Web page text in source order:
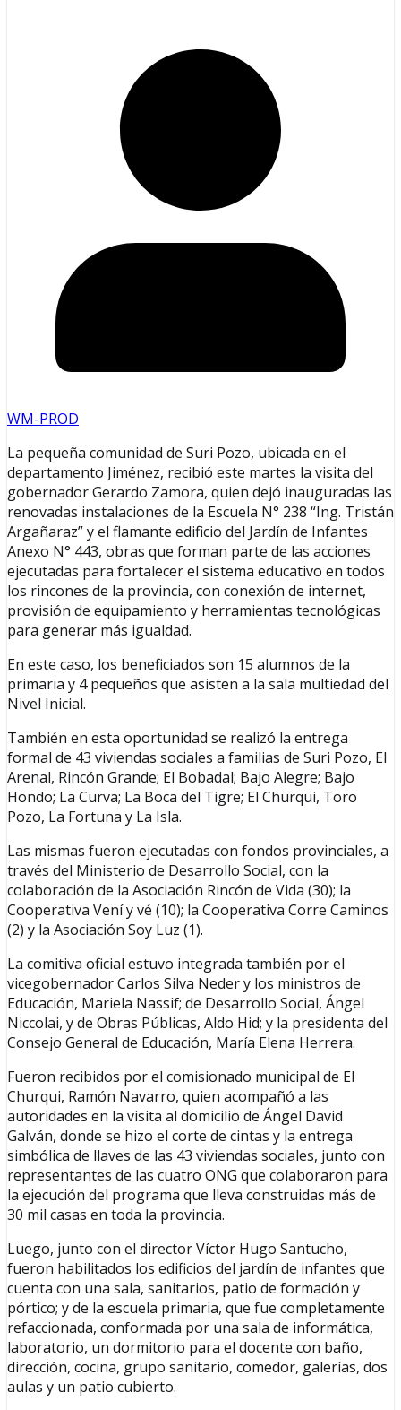
WM-PROD
La pequeña comunidad de Suri Pozo, ubicada en el
departamento Jiménez, recibió este martes la visita del
gobernador Gerardo Zamora, quien dejó inauguradas las
renovadas instalaciones de la Escuela N° 238 “Ing. Tristán
Argañaraz” y el flamante edificio del Jardín de Infantes
Anexo N° 443, obras que forman parte de las acciones
ejecutadas para fortalecer el sistema educativo en todos
los rincones de la provincia, con conexión de internet,
provisión de equipamiento y herramientas tecnológicas
para generar más igualdad.
En este caso, los beneficiados son 15 alumnos de la
primaria y 4 pequeños que asisten a la sala multiedad del
Nivel Inicial.
También en esta oportunidad se realizó la entrega
formal de 43 viviendas sociales a familias de Suri Pozo, El
Arenal, Rincón Grande; El Bobadal; Bajo Alegre; Bajo
Hondo; La Curva; La Boca del Tigre; El Churqui, Toro
Pozo, La Fortuna y La Isla.
Las mismas fueron ejecutadas con fondos provinciales, a
través del Ministerio de Desarrollo Social, con la
colaboración de la Asociación Rincón de Vida (30); la
Cooperativa Vení y vé (10); la Cooperativa Corre Caminos
(2) y la Asociación Soy Luz (1).
La comitiva oficial estuvo integrada también por el
vicegobernador Carlos Silva Neder y los ministros de
Educación, Mariela Nassif; de Desarrollo Social, Ángel
Niccolai, y de Obras Públicas, Aldo Hid; y la presidenta del
Consejo General de Educación, María Elena Herrera.
Fueron recibidos por el comisionado municipal de El
Churqui, Ramón Navarro, quien acompañó a las
autoridades en la visita al domicilio de Ángel David
Galván, donde se hizo el corte de cintas y la entrega
simbólica de llaves de las 43 viviendas sociales, junto con
representantes de las cuatro ONG que colaboraron para
la ejecución del programa que lleva construidas más de
30 mil casas en toda la provincia.
Luego, junto con el director Víctor Hugo Santucho,
fueron habilitados los edificios del jardín de infantes que
cuenta con una sala, sanitarios, patio de formación y
pórtico; y de la escuela primaria, que fue completamente
refaccionada, conformada por una sala de informática,
laboratorio, un dormitorio para el docente con baño,
dirección, cocina, grupo sanitario, comedor, galerías, dos
aulas y un patio cubierto.